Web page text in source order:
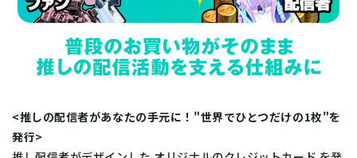
<推しの配信者があなたの手元に！"世界でひとつだけの1枚"を
発行>